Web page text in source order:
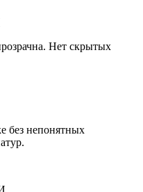
Нет скрытых
без непонятных